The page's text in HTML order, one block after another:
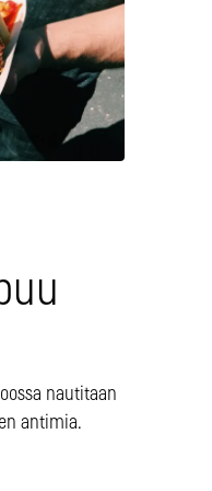
nautitaan
antimia.